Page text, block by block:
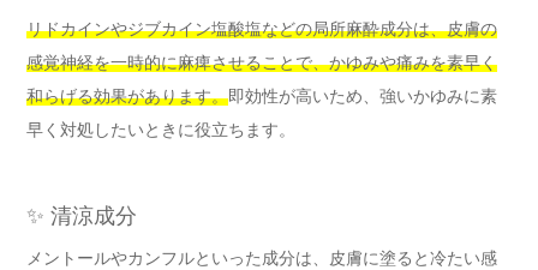
リドカインやジブカイン塩酸塩などの局所麻酔成分は、皮膚の
感覚神経を一時的に麻痺させることで、かゆみや痛みを素早く
和らげる効果があります。即効性が高いため、強いかゆみに素
早く対処したいときに役立ちます。
✨ 清涼成分
メントールやカンフルといった成分は、皮膚に塗ると冷たい感